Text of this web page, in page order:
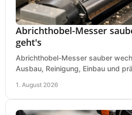
Abrichthobel-Messer
geht's
Abrichthobel-Messer sauber
Ausbau, Reinigung, Einbau und
1. August 2026